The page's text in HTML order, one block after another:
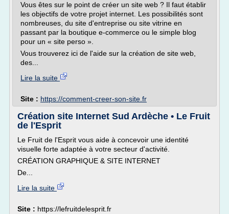
Vous êtes sur le point de créer un site web ? Il faut établir
les objectifs de votre projet internet. Les possibilités sont
nombreuses, du site d'entreprise ou site vitrine en
passant par la boutique e-commerce ou le simple blog
pour un « site perso ».
Vous trouverez ici de l'aide sur la création de site web,
des...
Lire la suite
Site : https://comment-creer-son-site.fr
Création site Internet Sud Ardèche • Le Fruit
de l'Esprit
Le Fruit de l'Esprit vous aide à concevoir une identité
visuelle forte adaptée à votre secteur d'activité.
CRÉATION GRAPHIQUE & SITE INTERNET
De...
Lire la suite
Site : https://lefruitdelesprit.fr